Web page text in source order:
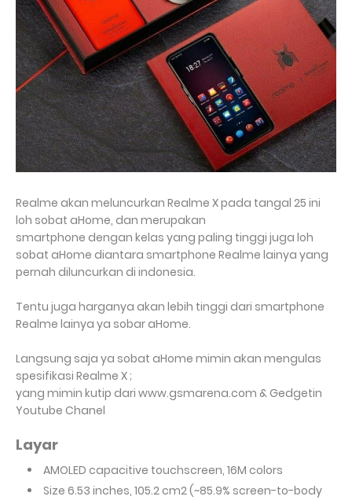
Realme akan meluncurkan Realme X pada tangal 25 ini
loh sobat aHome, dan merupakan
smartphone dengan kelas yang paling tinggi juga loh
sobat aHome diantara smartphone Realme lainya yang
pernah diluncurkan di indonesia.
Tentu juga harganya akan lebih tinggi dari smartphone
Realme lainya ya sobar aHome.
Langsung saja ya sobat aHome mimin akan mengulas
spesifikasi Realme X ;
yang mimin kutip dari www.gsmarena.com & Gedgetin
Youtube Chanel
Layar
AMOLED capacitive touchscreen, 16M colors
Size 6.53 inches, 105.2 cm2 (~85.9% screen-to-body